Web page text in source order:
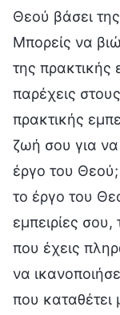
Θεού βάσει
Μπορείς να
της πρακτικής
παρέχεις
πρακτικής
ζωή σου για να
έργο του Θεού;
το έργο του
εμπειρίες σου,
που έχεις
να
που καταθέτει